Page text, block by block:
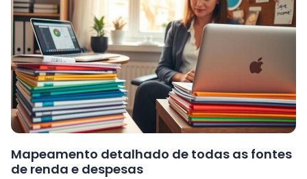
Mapeamento detalhado de todas as fontes
de renda e despesas